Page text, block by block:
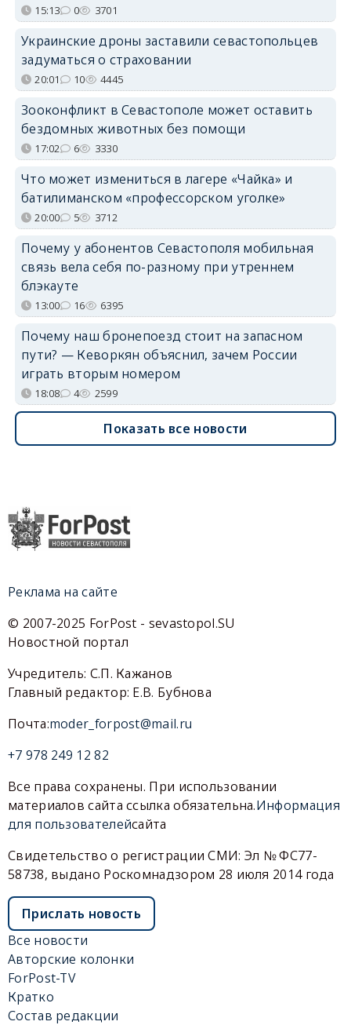
15:13 0 3701
Украинские дроны заставили севастопольцев
задуматься о страховании
20:01 10 4445
Зооконфликт в Севастополе может оставить
бездомных животных без помощи
17:02 6 3330
Что может измениться в лагере «Чайка» и
батилиманском «профессорском уголке»
20:00 5 3712
Почему у абонентов Севастополя мобильная
связь вела себя по-разному при утреннем
блэкауте
13:00 16 6395
Почему наш бронепоезд стоит на запасном
пути? — Кеворкян объяснил, зачем России
играть вторым номером
18:08 4 2599
Показать все новости
Реклама на сайте
© 2007-2025 ForPost - sevastopol.SU
Новостной портал
Учредитель: С.П. Кажанов
Главный редактор: Е.В. Бубнова
Почта:moder_forpost@mail.ru
+7 978 249 12 82
Все права сохранены. При использовании
материалов сайта ссылка обязательна.Информация
для пользователейсайта
Свидетельство о регистрации СМИ: Эл № ФС77-
58738, выдано Роскомнадзором 28 июля 2014 года
Прислать новость
Все новости
Авторские колонки
ForPost-TV
Кратко
Состав редакции